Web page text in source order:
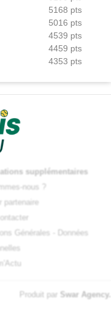
5168 pts
5016 pts
4539 pts
4459 pts
4353 pts
supplémentaires
nous ?
partenaire
Générales
Données
Produit par Swar Agency.